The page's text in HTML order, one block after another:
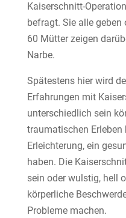
Kaiserschnitt-
befragt. Sie alle
60 Mütter zeigen
Narbe.
Spätestens hier wird
Erfahrungen mit
unterschiedlich sein
traumatischen
Erleichterung, ein
haben. Die
sein oder wulstig, hell
körperliche
Probleme machen.